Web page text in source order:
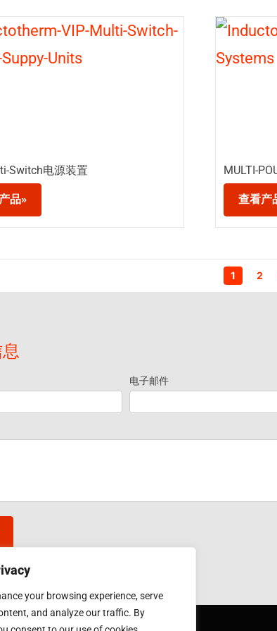
your browsing experience, serve
and analyze our traffic. By
Switch电源装置
品»
MULTI-
查看产
1 2
ZH
电子邮件